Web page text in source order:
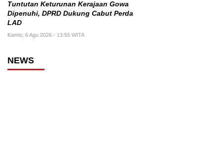
Tuntutan Keturunan Kerajaan Gowa
Dipenuhi, DPRD Dukung Cabut Perda
LAD
Kamis, 6 Agu 2026 - 13:55 WITA
NEWS